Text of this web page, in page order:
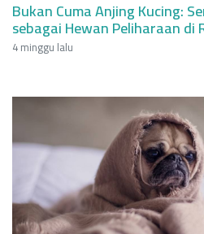
Bukan Cuma Anjing Kucing:
sebagai Hewan Peliharaan di
4 minggu lalu